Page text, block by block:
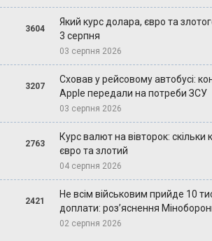
3604
Який курс долара, євро та
3 серпня
03 серпня 2026
3207
Сховав у рейсовому автобусі:
Apple передали на потреби ЗСУ
03 серпня 2026
2763
Курс валют на вівторок:
євро та злотий
04 серпня 2026
2421
Не всім військовим прийде 10
доплати: роз’яснення
02 серпня 2026